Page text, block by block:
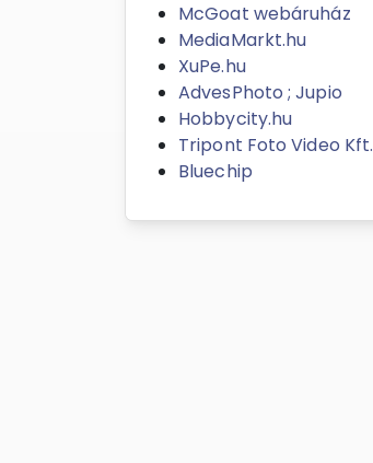
McGoat webáruház
MediaMarkt.hu
XuPe.hu
AdvesPhoto ; Jupio
Hobbycity.hu
Tripont Foto Video Kft.
Bluechip